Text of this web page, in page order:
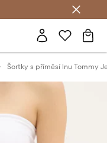
Šortky s příměsí lnu Tommy